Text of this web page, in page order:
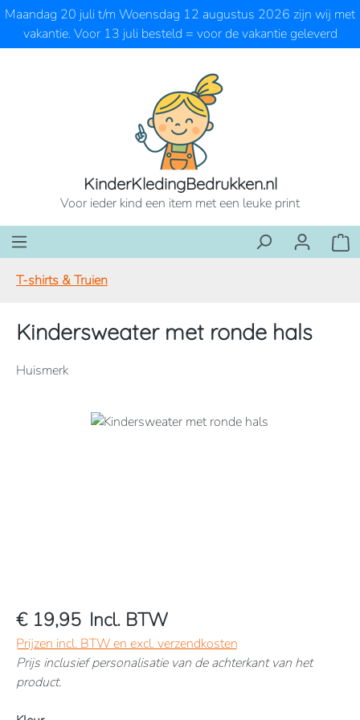
Ga naar de hoofdinhoud
Maandag 20 juli t/m Woensdag 12 augustus 2026 zijn wij met
vakantie. Voor 13 juli besteld = voor de vakantie geleverd
KinderKledingBedrukken.nl
Voor ieder kind een item met een leuke print
T-shirts & Truien
Kindersweater met ronde hals
Huismerk
Afbeeldingengalerij overslaan
€ 19,95 Incl. BTW
Prijzen incl. BTW en excl. verzendkosten
Prijs inclusief personalisatie van de achterkant van het
product.